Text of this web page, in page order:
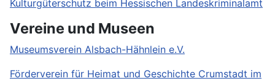
Kulturgüterschutz beim Hessischen Landeskriminalamt
Vereine und Museen
Museumsverein Alsbach-Hähnlein e.V.
Förderverein für Heimat und Geschichte Crumstadt im